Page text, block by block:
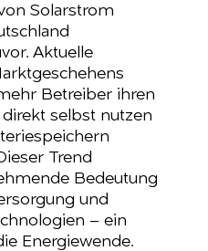
Solarstrom
Aktuelle
Betreiber ihren
selbst nutzen
Trend
Bedeutung
und
– ein
Energiewende.